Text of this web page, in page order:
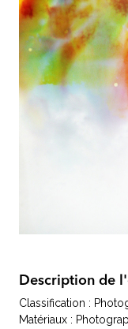
Description de
Classification :
Matériaux :